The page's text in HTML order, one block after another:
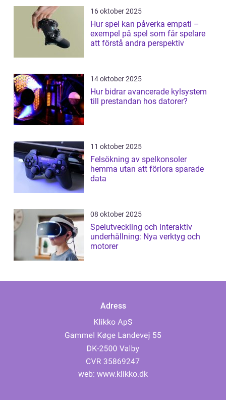
16 oktober 2025
Hur spel kan påverka empati –
exempel på spel som får spelare
att förstå andra perspektiv
14 oktober 2025
Hur bidrar avancerade kylsystem
till prestandan hos datorer?
11 oktober 2025
Felsökning av spelkonsoler
hemma utan att förlora sparade
data
08 oktober 2025
Spelutveckling och interaktiv
underhållning: Nya verktyg och
motorer
Adress
web: www.klikko.dk